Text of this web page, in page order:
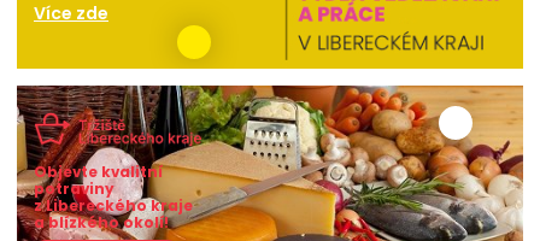
Více zde
Objevte kvalitní
potraviny
z Libereckého kraje
a blízkého okolí!